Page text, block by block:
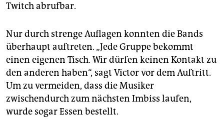
Twitch abrufbar.
Nur durch strenge Auflagen konnten die Bands
überhaupt auftreten. „Jede Gruppe bekommt
einen eigenen Tisch. Wir dürfen keinen Kontakt zu
den anderen haben“, sagt Victor vor dem Auftritt.
Um zu vermeiden, dass die Musiker
zwischendurch zum nächsten Imbiss laufen,
wurde sogar Essen bestellt.